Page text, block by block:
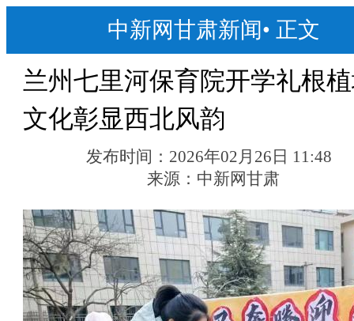
中新网甘肃新闻• 正文
兰州七里河保育院开学礼根
文化彰显西北风韵
发布时间： 2026年02月26日 11:48
来源： 中新网甘肃